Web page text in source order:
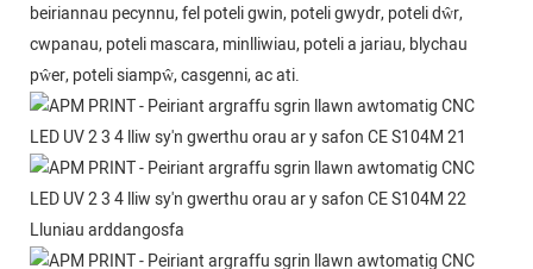
beiriannau pecynnu, fel poteli gwin, poteli gwydr, poteli dŵr,
cwpanau, poteli mascara, minlliwiau, poteli a jariau, blychau
pŵer, poteli siampŵ, casgenni, ac ati.
Lluniau arddangosfa